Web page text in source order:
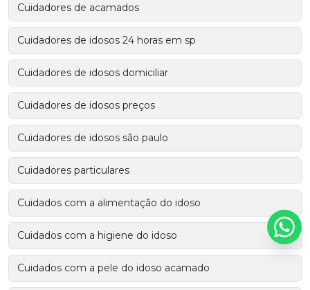
Cuidadores de acamados
Cuidadores de idosos 24 horas em sp
Cuidadores de idosos domiciliar
Cuidadores de idosos preços
Cuidadores de idosos são paulo
Cuidadores particulares
Cuidados com a alimentação do idoso
Cuidados com a higiene do idoso
Cuidados com a pele do idoso acamado